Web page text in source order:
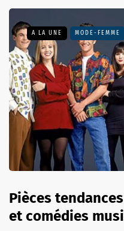
A LA UNE MODE-FEMME
Pièces
et comédies